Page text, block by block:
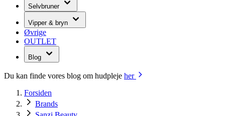
Selvbruner
Vipper & bryn
Øvrige
OUTLET
Blog
Du kan finde vores blog om hudpleje her
Forsiden
Brands